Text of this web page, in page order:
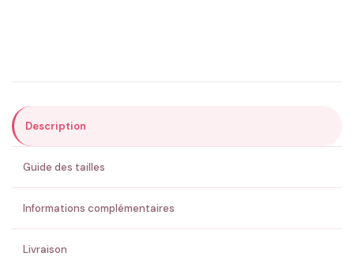
ENVOYER MA DEMANDE ✨
💚 Retour sous 24-48h🇫🇷 Flocage en France✅ Validation avant fabrication
Description
Guide des tailles
Informations complémentaires
Livraison